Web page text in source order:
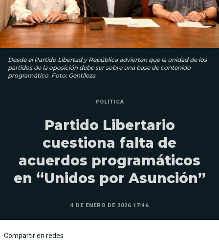
Desde el Partido Libertad y República advierten que la unidad de los
partidos de la oposición debe ser sobre una base de contenido
programático. Foto: Gentileza
POLÍTICA
Partido Libertario
cuestiona falta de
acuerdos programáticos
en “Unidos por Asunción”
4 DE ENERO DE 2026 17:46
Compartir en redes